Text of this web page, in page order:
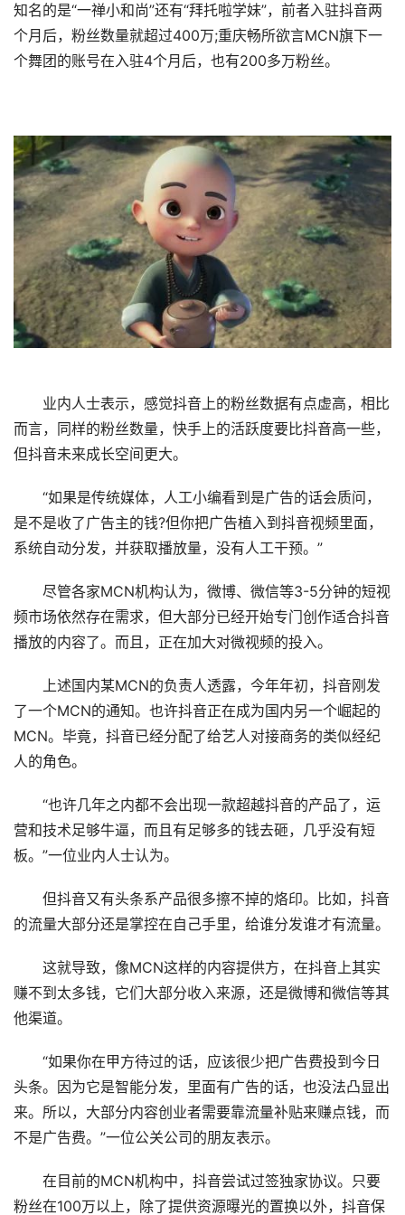
知名的是“一禅小和尚”还有“拜托啦学妹”，前者入驻抖音两
个月后，粉丝数量就超过400万;重庆畅所欲言MCN旗下一
个舞团的账号在入驻4个月后，也有200多万粉丝。
业内人士表示，感觉抖音上的粉丝数据有点虚高，相比
而言，同样的粉丝数量，快手上的活跃度要比抖音高一些，
但抖音未来成长空间更大。
“如果是传统媒体，人工小编看到是广告的话会质问，
是不是收了广告主的钱?但你把广告植入到抖音视频里面，
系统自动分发，并获取播放量，没有人工干预。”
尽管各家MCN机构认为，微博、微信等3-5分钟的短视
频市场依然存在需求，但大部分已经开始专门创作适合抖音
播放的内容了。而且，正在加大对微视频的投入。
上述国内某MCN的负责人透露，今年年初，抖音刚发
了一个MCN的通知。也许抖音正在成为国内另一个崛起的
MCN。毕竟，抖音已经分配了给艺人对接商务的类似经纪
人的角色。
“也许几年之内都不会出现一款超越抖音的产品了，运
营和技术足够牛逼，而且有足够多的钱去砸，几乎没有短
板。”一位业内人士认为。
但抖音又有头条系产品很多擦不掉的烙印。比如，抖音
的流量大部分还是掌控在自己手里，给谁分发谁才有流量。
这就导致，像MCN这样的内容提供方，在抖音上其实
赚不到太多钱，它们大部分收入来源，还是微博和微信等其
他渠道。
“如果你在甲方待过的话，应该很少把广告费投到今日
头条。因为它是智能分发，里面有广告的话，也没法凸显出
来。所以，大部分内容创业者需要靠流量补贴来赚点钱，而
不是广告费。”一位公关公司的朋友表示。
在目前的MCN机构中，抖音尝试过签独家协议。只要
粉丝在100万以上，除了提供资源曝光的置换以外，抖音保